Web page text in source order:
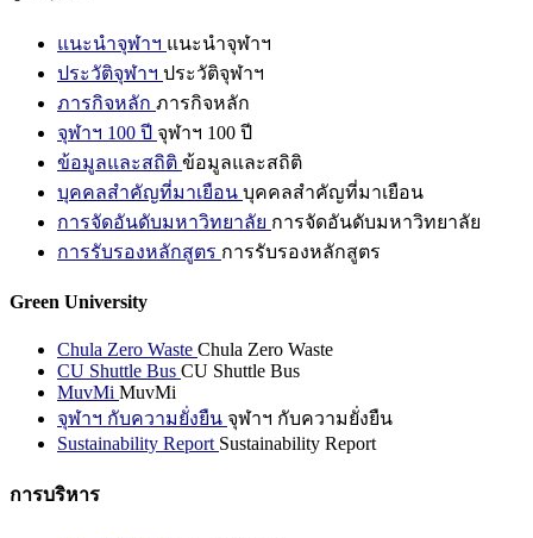
แนะนำจุฬาฯ แนะนำจุฬาฯ
ประวัติจุฬาฯ ประวัติจุฬาฯ
ภารกิจหลัก ภารกิจหลัก
จุฬาฯ 100 ปี จุฬาฯ 100 ปี
ข้อมูลและสถิติ ข้อมูลและสถิติ
บุคคลสำคัญที่มาเยือน บุคคลสำคัญที่มาเยือน
การจัดอันดับมหาวิทยาลัย การจัดอันดับมหาวิทยาลัย
การรับรองหลักสูตร การรับรองหลักสูตร
Green University
Chula Zero Waste Chula Zero Waste
CU Shuttle Bus CU Shuttle Bus
MuvMi MuvMi
จุฬาฯ กับความยั่งยืน จุฬาฯ กับความยั่งยืน
Sustainability Report Sustainability Report
การบริหาร